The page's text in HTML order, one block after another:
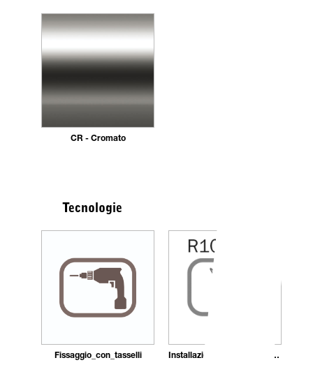
CR - Cromato
Tecnologie
Fissaggio_con_tasselli Installazione_con_adesivo_in_pasta